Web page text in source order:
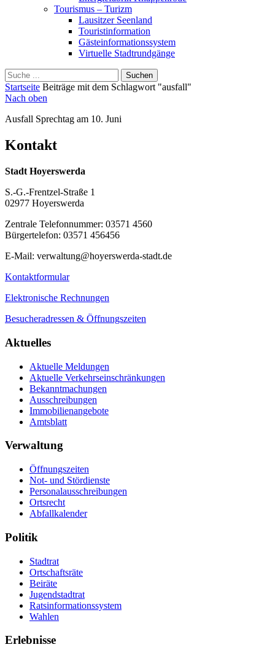
Tourismus – Turizm
Lausitzer Seenland
Touristinformation
Gästeinformationssystem
Virtuelle Stadtrundgänge
Suche
für:
Schliessen
Startseite Beiträge mit dem Schlagwort "ausfall"
Nach oben
Ausfall Sprechtag am 10. Juni
Kontakt
Stadt Hoyerswerda
S.-G.-Frentzel-Straße 1
02977 Hoyerswerda
Zentrale Telefonnummer: 03571 4560
Bürgertelefon: 03571 456456
E-Mail: verwaltung@hoyerswerda-stadt.de
Kontaktformular
Elektronische Rechnungen
Besucheradressen & Öffnungszeiten
Aktuelles
Aktuelle Meldungen
Aktuelle Verkehrseinschränkungen
Bekanntmachungen
Ausschreibungen
Immobilienangebote
Amtsblatt
Verwaltung
Öffnungszeiten
Not- und Stördienste
Personalausschreibungen
Ortsrecht
Abfallkalender
Politik
Stadtrat
Ortschaftsräte
Beiräte
Jugendstadtrat
Ratsinformationssystem
Wahlen
Erlebnisse